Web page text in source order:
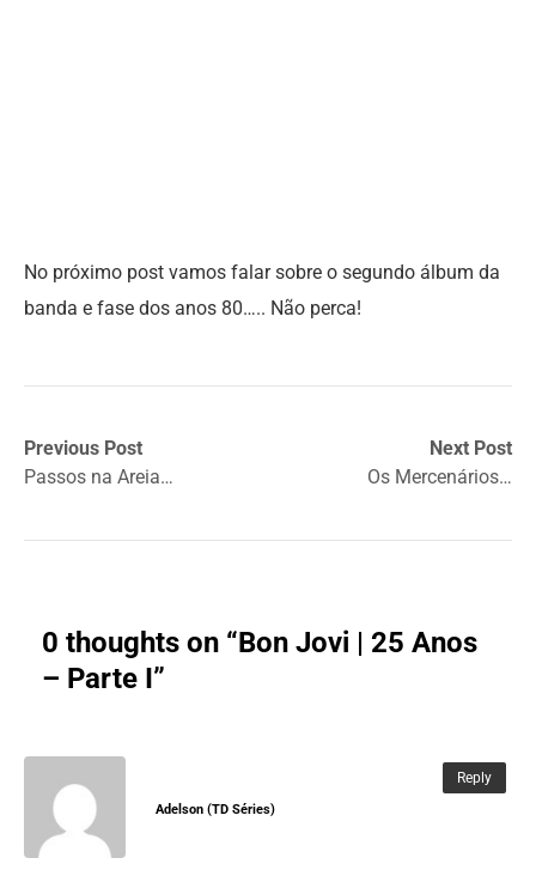
No próximo post vamos falar sobre o segundo álbum da
banda e fase dos anos 80….. Não perca!
Previous Post
Passos na Areia…
Next Post
Os Mercenários…
0 thoughts on “Bon Jovi | 25 Anos
– Parte I”
Reply
Adelson (TD Séries)